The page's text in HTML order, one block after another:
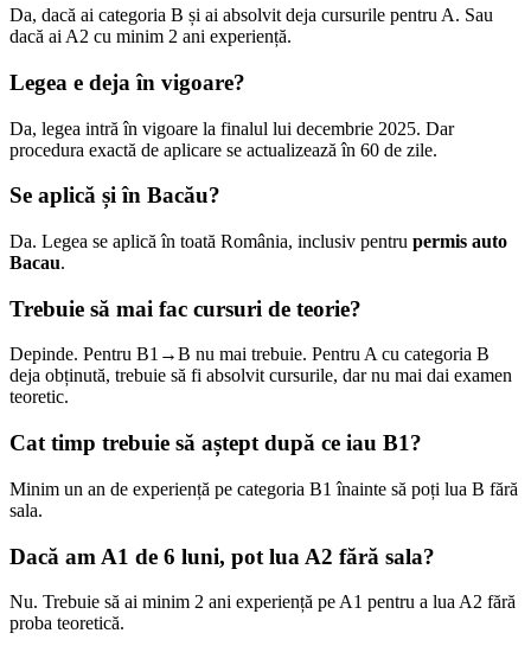
Da, dacă ai categoria B și ai absolvit deja cursurile pentru A. Sau
dacă ai A2 cu minim 2 ani experiență.
Legea e deja în vigoare?
Da, legea intră în vigoare la finalul lui decembrie 2025. Dar
procedura exactă de aplicare se actualizează în 60 de zile.
Se aplică și în Bacău?
Da. Legea se aplică în toată România, inclusiv pentru permis auto
Bacau.
Trebuie să mai fac cursuri de teorie?
Depinde. Pentru B1→B nu mai trebuie. Pentru A cu categoria B
deja obținută, trebuie să fi absolvit cursurile, dar nu mai dai examen
teoretic.
Cat timp trebuie să aștept după ce iau B1?
Minim un an de experiență pe categoria B1 înainte să poți lua B fără
sala.
Dacă am A1 de 6 luni, pot lua A2 fără sala?
Nu. Trebuie să ai minim 2 ani experiență pe A1 pentru a lua A2 fără
proba teoretică.